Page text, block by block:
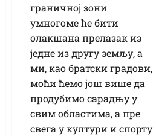
граничној зони
умногоме ће бити
олакшана прелазак из
једне из другу земљу, а
ми, као братски градови,
моћи ћемо још више да
продубимо сарадњу у
свим областима, а пре
свега у култури и спорту